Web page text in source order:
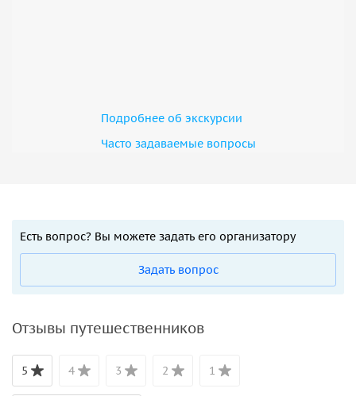
Подробнее об экскурсии
Часто задаваемые вопросы
Есть вопрос? Вы можете задать его организатору
Задать вопрос
Отзывы путешественников
5 4 3 2 1